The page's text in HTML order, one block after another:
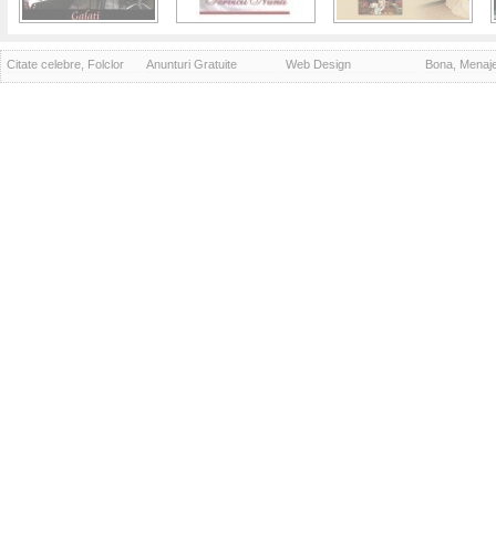
Citate celebre, Folclor Anunturi Gratuite Web Design Bona,